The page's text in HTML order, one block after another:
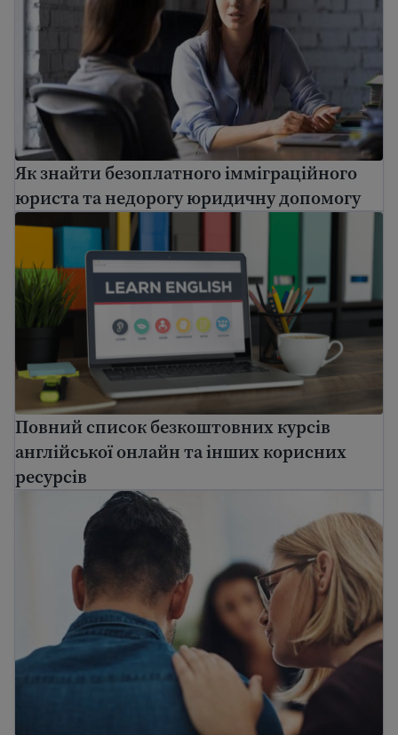
Як знайти безоплатного імміграційного
юриста та недорогу юридичну допомогу
Повний список безкоштовних курсів англійської
Повний список безкоштовних курсів
англійської онлайн та інших корисних
ресурсів
Знайти ресурси з питань психічного здоров'я для